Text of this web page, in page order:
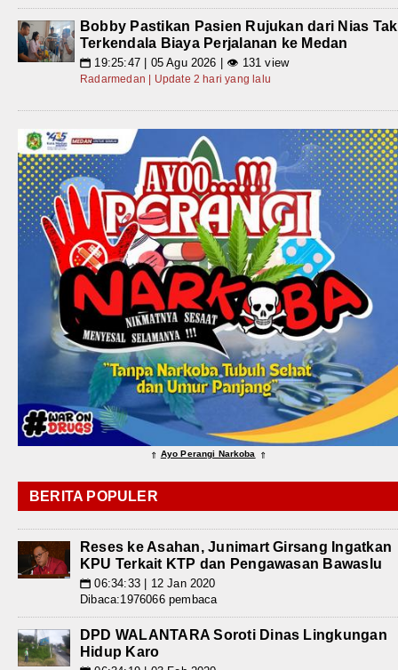
Bobby Pastikan Pasien Rujukan dari Nias Tak
Terkendala Biaya Perjalanan ke Medan
📅 19:25:47 | 05 Agu 2026 | 👁 131 view
Radarmedan | Update 2 hari yang lalu
⇑ Ayo Perangi Narkoba ⇑
BERITA POPULER
Reses ke Asahan, Junimart Girsang Ingatkan
KPU Terkait KTP dan Pengawasan Bawaslu
📅 06:34:33 | 12 Jan 2020
Dibaca:1976066 pembaca
DPD WALANTARA Soroti Dinas Lingkungan
Hidup Karo